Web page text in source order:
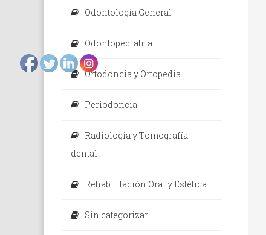
Odontología General
Odontopediatría
Ortodoncia y Ortopedia
Periodoncia
Radiologia y Tomografía
dental
Rehabilitación Oral y Estética
Sin categorizar